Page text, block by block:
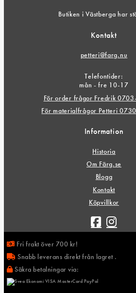
Butiken i Västberga har
Kontakt
petteri@farg.nu
Telefontider:
mån - fre 10-17
För order frågor Fredrik
För materialfrågor Petteri
Information
Historia
Om Färg.se
Blogg
Kontakt
Köpvillkor
Fri frakt över 700 kr!
Snabb leverans direkt från lagret .
Säkra betalningar via: